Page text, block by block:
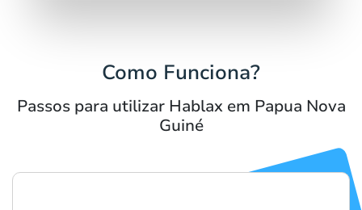
Como Funciona?
Passos para utilizar Hablax em Papua Nova
Guiné